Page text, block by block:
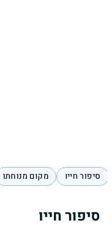
סיפור חייו מקום מנוחתו
סיפור חייו